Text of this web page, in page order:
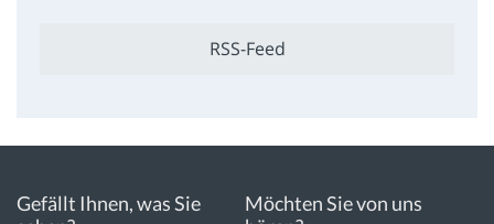
RSS-Feed
Gefällt Ihnen, was Sie
Möchten Sie von uns